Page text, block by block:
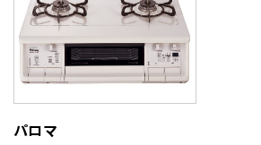
パロマ